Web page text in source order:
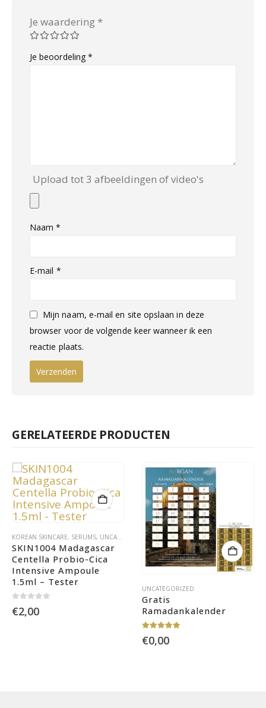
Je waardering *
Je beoordeling*
Upload tot 3 afbeeldingen of video's
Naam*
E-mail *
Mijn naam, e-mail en site opslaan in deze
browser voor de volgende keer wanneer ik een
reactie plaats.
GERELATEERDE PRODUCTEN
KOREAN SKINCARE, SERUMS, UNCATEGORIZED
SKIN1004 Madagascar
Centella Probio-Cica
Intensive Ampoule
1.5ml – Tester
€2,00
UNCATEGORIZED
Gratis
Ramadankalender
€0,00